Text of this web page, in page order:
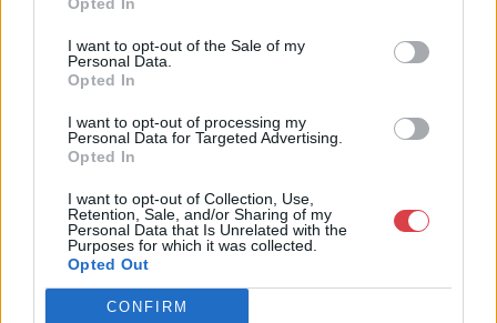
I want to opt-out of the Sale of my
Personal Data.
Opted In
I want to opt-out of processing my
Personal Data for Targeted Advertising.
Opted In
I want to opt-out of Collection, Use,
Retention, Sale, and/or Sharing of my
Personal Data that Is Unrelated with the
Purposes for which it was collected.
Opted Out
CONFIRM
GALÉRIA TOVÁBBI MŰTÁRGYAI
KAPCSOLÓDÓ MŰTÁRGYAK